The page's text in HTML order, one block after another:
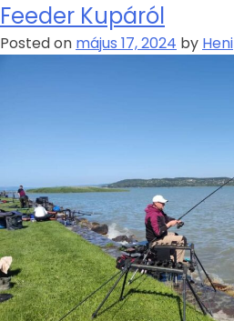
Feeder Kupáról
Posted on május 17, 2024 by Heni